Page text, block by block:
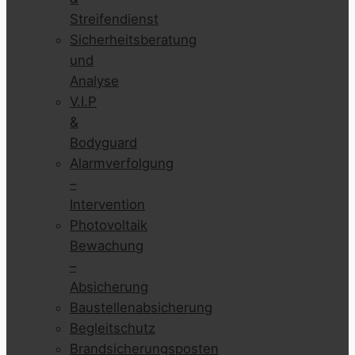
Streifendienst
Sicherheitsberatung
und
Analyse
V.I.P
&
Bodyguard
Alarmverfolgung
–
Intervention
Photovoltaik
Bewachung
–
Absicherung
Baustellenabsicherung
Begleitschutz
Brandsicherungsposten